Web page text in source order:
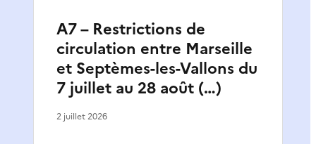
A7 – Restrictions de
circulation entre Marseille
et Septèmes-les-Vallons du
7 juillet au 28 août (…)
2 juillet 2026